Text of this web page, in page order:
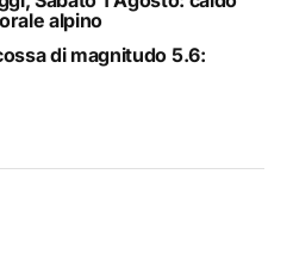
alpino
di magnitudo 5.6: